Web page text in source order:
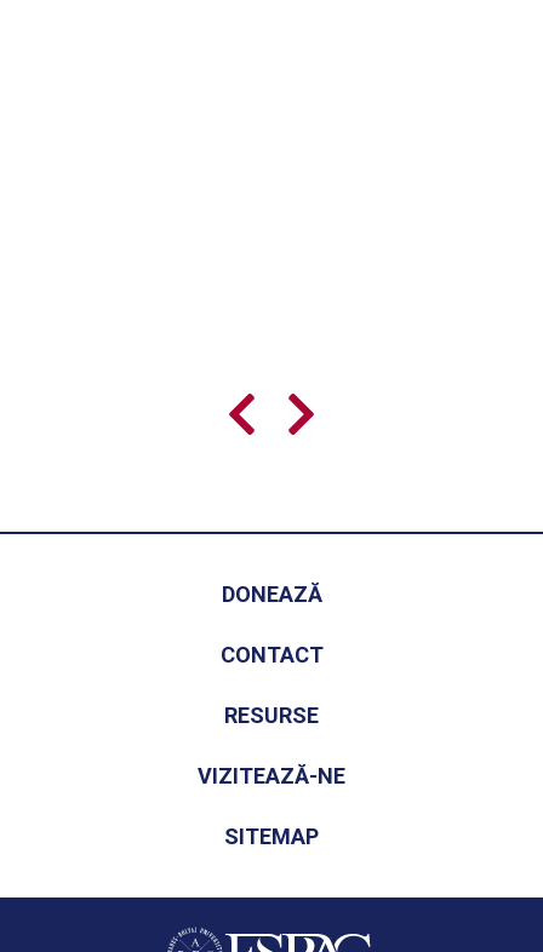
DONEAZĂ
CONTACT
RESURSE
VIZITEAZĂ-NE
SITEMAP